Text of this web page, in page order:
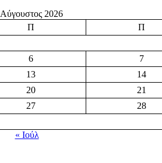
Αύγουστος 2026
Π Π
6
7
13
14
20
21
27
28
« Ιούλ